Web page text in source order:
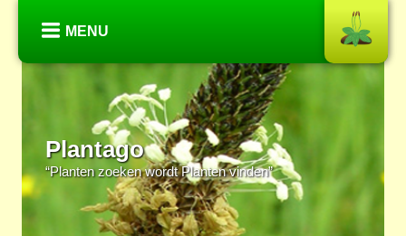
MENU
Plantago
“Planten zoeken wordt Planten vinden”